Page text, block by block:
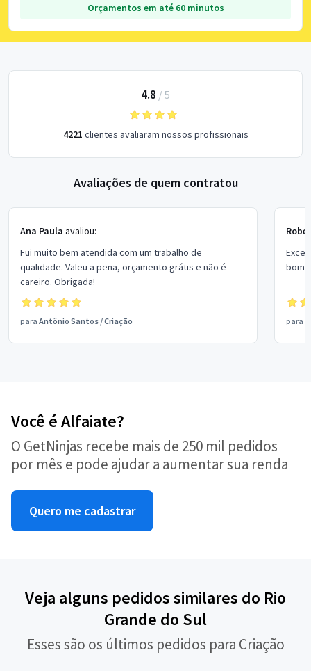
Orçamentos em até 60 minutos
4.8 / 5
4221 clientes avaliaram nossos profissionais
Avaliações de quem contratou
Ana Paula avaliou:
Fui muito bem atendida com um trabalho de
qualidade. Valeu a pena, orçamento grátis e não é
careiro. Obrigada!
para Antônio Santos /Criação
bom
para
Você é Alfaiate?
O GetNinjas recebe mais de 250 mil pedidos
por mês e pode ajudar a aumentar sua renda
Quero me cadastrar
Veja alguns pedidos similares do Rio
Grande do Sul
Esses são os últimos pedidos para Criação